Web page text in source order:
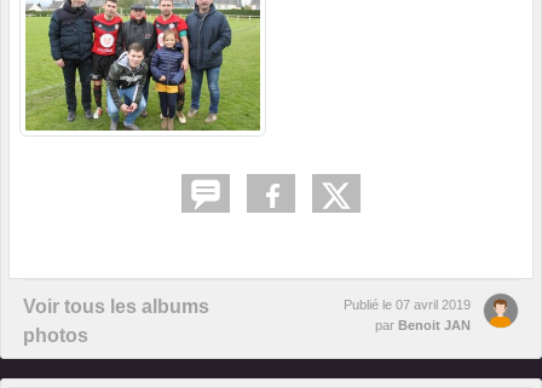
Voir tous les albums
photos
Publié le 07 avril 2019
par Benoit JAN